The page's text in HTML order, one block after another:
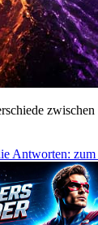
Antworten: